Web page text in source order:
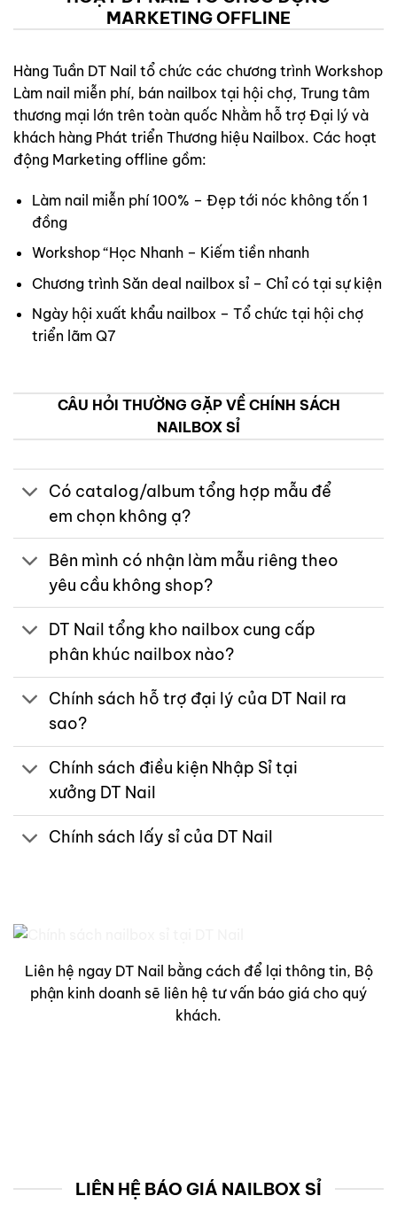
MARKETING OFFLINE
Hàng Tuần DT Nail tổ chức các chương trình Workshop
Làm nail miễn phí, bán nailbox tại hội chợ, Trung tâm
thương mại lớn trên toàn quốc Nhằm hỗ trợ Đại lý và
khách hàng Phát triển Thương hiệu Nailbox. Các hoạt
động Marketing offline gồm:
Làm nail miễn phí 100% – Đẹp tới nóc không tốn 1
đồng
Workshop “Học Nhanh – Kiếm tiền nhanh
Chương trình Săn deal nailbox sỉ – Chỉ có tại sự kiện
Ngày hội xuất khẩu nailbox – Tổ chức tại hội chợ
triển lãm Q7
CÂU HỎI THƯỜNG GẶP VỀ CHÍNH SÁCH
NAILBOX SỈ
Có catalog/album tổng hợp mẫu để
em chọn không ạ?
Bên mình có nhận làm mẫu riêng theo
yêu cầu không shop?
DT Nail tổng kho nailbox cung cấp
phân khúc nailbox nào?
Chính sách hỗ trợ đại lý của DT Nail ra
sao?
Chính sách điều kiện Nhập Sỉ tại
xưởng DT Nail
Chính sách lấy sỉ của DT Nail
Liên hệ ngay DT Nail bằng cách để lại thông tin, Bộ
phận kinh doanh sẽ liên hệ tư vấn báo giá cho quý
khách.
LIÊN HỆ BÁO GIÁ NAILBOX SỈ